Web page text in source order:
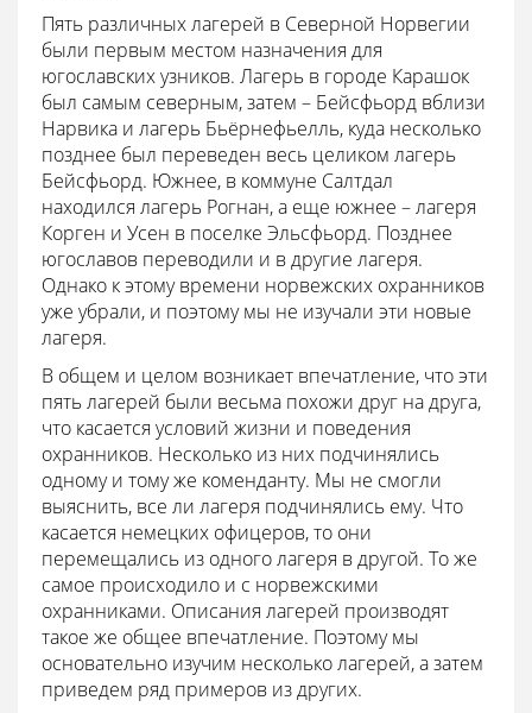
Пять различных лагерей в Северной Норвегии
были первым местом назначения для
югославских узников. Лагерь в городе Карашок
был самым северным, затем – Бейсфьорд вблизи
Нарвика и лагерь Бьёрнефьелль, куда несколько
позднее был переведен весь целиком лагерь
Бейсфьорд. Южнее, в коммуне Салтдал
находился лагерь Рогнан, а еще южнее – лагеря
Корген и Усен в поселке Эльсфьорд. Позднее
югославов переводили и в другие лагеря.
Однако к этому времени норвежских охранников
уже убрали, и поэтому мы не изучали эти новые
лагеря.
В общем и целом возникает впечатление, что эти
пять лагерей были весьма похожи друг на друга,
что касается условий жизни и поведения
охранников. Несколько из них подчинялись
одному и тому же коменданту. Мы не смогли
выяснить, все ли лагеря подчинялись ему. Что
касается немецких офицеров, то они
перемещались из одного лагеря в другой. То же
самое происходило и с норвежскими
охранниками. Описания лагерей производят
такое же общее впечатление. Поэтому мы
основательно изучим несколько лагерей, а затем
приведем ряд примеров из других.